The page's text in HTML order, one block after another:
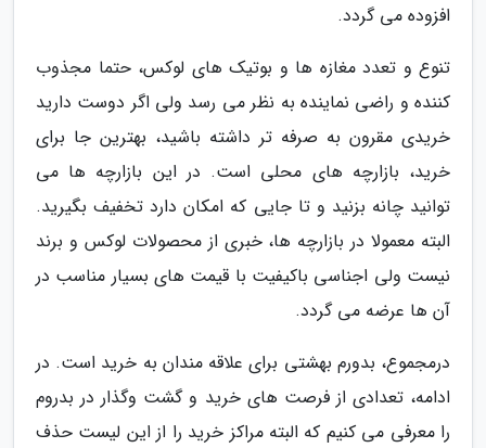
افزوده می گردد.
تنوع و تعدد مغازه ها و بوتیک های لوکس، حتما مجذوب
کننده و راضی نماینده به نظر می رسد ولی اگر دوست دارید
خریدی مقرون به صرفه تر داشته باشید، بهترین جا برای
خرید، بازارچه های محلی است. در این بازارچه ها می
توانید چانه بزنید و تا جایی که امکان دارد تخفیف بگیرید.
البته معمولا در بازارچه ها، خبری از محصولات لوکس و برند
نیست ولی اجناسی باکیفیت با قیمت های بسیار مناسب در
آن ها عرضه می گردد.
درمجموع، بدورم بهشتی برای علاقه مندان به خرید است. در
ادامه، تعدادی از فرصت های خرید و گشت وگذار در بدروم
را معرفی می کنیم که البته مراکز خرید را از این لیست حذف